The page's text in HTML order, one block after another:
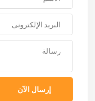
إرسال الآن